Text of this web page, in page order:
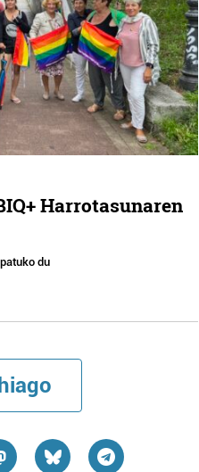
Harrotasunaren
du